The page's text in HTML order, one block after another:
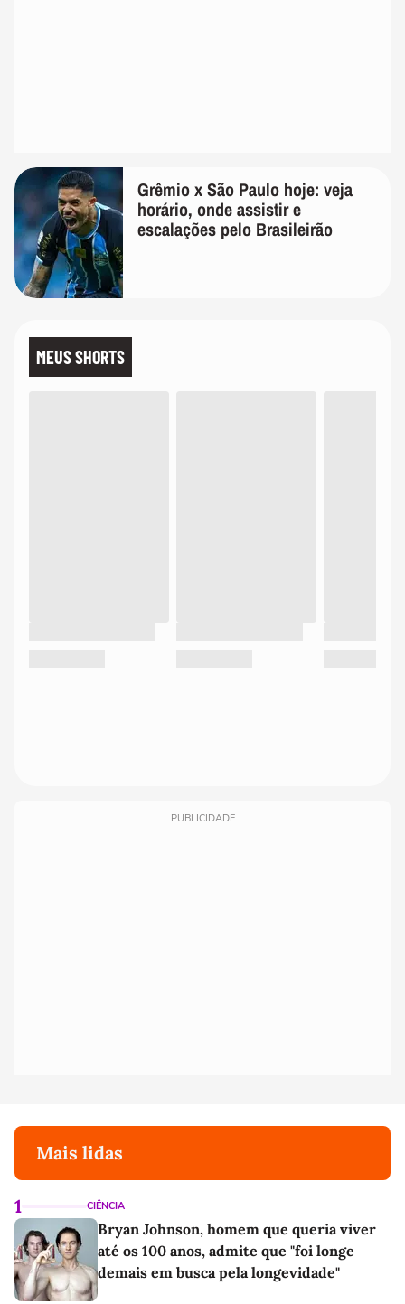
Grêmio x São Paulo hoje: veja
horário, onde assistir e
escalações pelo Brasileirão
MEUS SHORTS
PUBLICIDADE
Mais lidas
1 CIÊNCIA
Bryan Johnson, homem que queria viver
até os 100 anos, admite que "foi longe
demais em busca pela longevidade"